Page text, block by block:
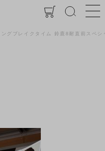
グブレイクタイム 鈴鹿8耐直前スペシ